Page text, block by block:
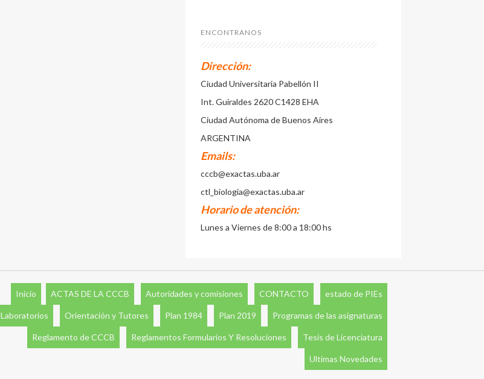
ENCONTRANOS
Dirección:
Ciudad Universitaria Pabellón II
Int. Guiraldes 2620 C1428 EHA
Ciudad Autónoma de Buenos Aires
ARGENTINA
Emails:
cccb@exactas.uba.ar
ctl_biologia@exactas.uba.ar
Horario de atención:
Lunes a Viernes de 8:00 a 18:00 hs
Inicio ACTAS DE LA CCCB Autoridades y comisiones CONTACTO estado de PIEs
Laboratorios Orientación y Tutores Plan 1984 Plan 2019 Programas de las asignaturas
Reglamento de CCCB Reglamentos Formularios Y Resoluciones Tesis de Licenciatura
Ultimas Novedades